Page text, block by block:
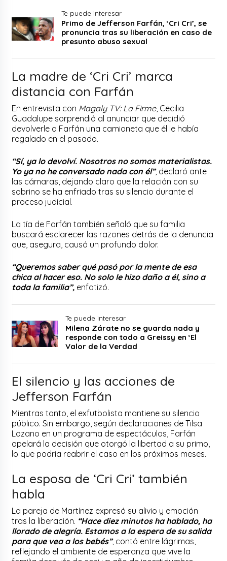
Te puede interesar
Primo de Jefferson Farfán, ‘Cri Cri’, se
pronuncia tras su liberación en caso de
presunto abuso sexual
La madre de ‘Cri Cri’ marca
distancia con Farfán
En entrevista con Magaly TV: La Firme, Cecilia
Guadalupe sorprendió al anunciar que decidió
devolverle a Farfán una camioneta que él le había
regalado en el pasado.
“Sí, ya lo devolví. Nosotros no somos materialistas.
Yo ya no he conversado nada con él”, declaró ante
las cámaras, dejando claro que la relación con su
sobrino se ha enfriado tras su silencio durante el
proceso judicial.
La tía de Farfán también señaló que su familia
buscará esclarecer las razones detrás de la denuncia
que, asegura, causó un profundo dolor.
“Queremos saber qué pasó por la mente de esa
chica al hacer eso. No solo le hizo daño a él, sino a
toda la familia”, enfatizó.
Te puede interesar
Milena Zárate no se guarda nada y
responde con todo a Greissy en ‘El
Valor de la Verdad
El silencio y las acciones de
Jefferson Farfán
Mientras tanto, el exfutbolista mantiene su silencio
público. Sin embargo, según declaraciones de Tilsa
Lozano en un programa de espectáculos, Farfán
apelará la decisión que otorgó la libertad a su primo,
lo que podría reabrir el caso en los próximos meses.
La esposa de ‘Cri Cri’ también
habla
La pareja de Martínez expresó su alivio y emoción
tras la liberación. “Hace diez minutos ha hablado, ha
llorado de alegría. Estamos a la espera de su salida
para que vea a los bebés”, contó entre lágrimas,
reflejando el ambiente de esperanza que vive la